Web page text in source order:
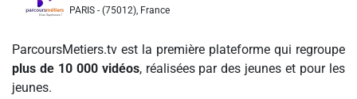
PARIS - (75012), France
ParcoursMetiers.tv est la première plateforme qui regroupe
plus de 10 000 vidéos, réalisées par des jeunes et pour les
jeunes.